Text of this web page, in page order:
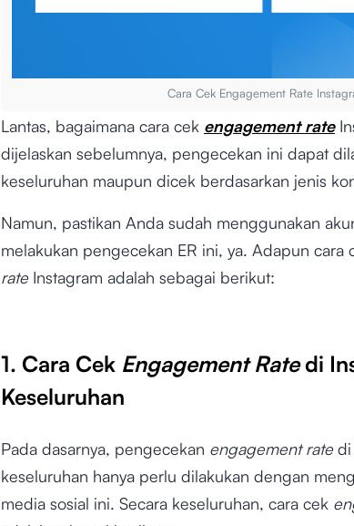
Cara Cek Engagement Rate
Lantas, bagaimana cara cek engagement rate
dijelaskan sebelumnya, pengecekan ini dapat
keseluruhan maupun dicek berdasarkan jenis
Namun, pastikan Anda sudah menggunakan
melakukan pengecekan ER ini, ya. Adapun cara
rate Instagram adalah sebagai berikut:
1. Cara Cek Engagement Ratedi
Keseluruhan
Pada dasarnya, pengecekan engagement rate di
keseluruhan hanya perlu dilakukan dengan
media sosial ini. Secara keseluruhan, cara cek